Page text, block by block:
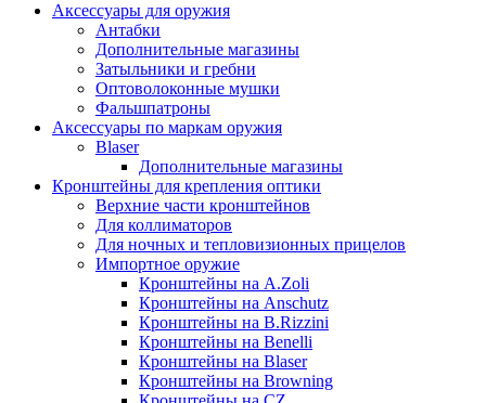
Аксессуары для оружия
Антабки
Дополнительные магазины
Затыльники и гребни
Оптоволоконные мушки
Фальшпатроны
Аксессуары по маркам оружия
Blaser
Дополнительные магазины
Кронштейны для крепления оптики
Верхние части кронштейнов
Для коллиматоров
Для ночных и тепловизионных прицелов
Импортное оружие
Кронштейны на A.Zoli
Кронштейны на Anschutz
Кронштейны на B.Rizzini
Кронштейны на Benelli
Кронштейны на Blaser
Кронштейны на Browning